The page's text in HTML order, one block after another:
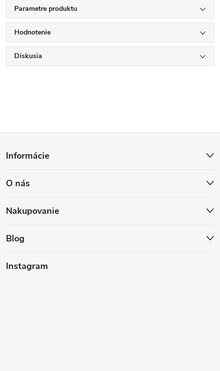
Parametre produktu
Hodnotenie
Diskusia
p
ä
Informácie
O nás
Nakupovanie
Blog
Instagram